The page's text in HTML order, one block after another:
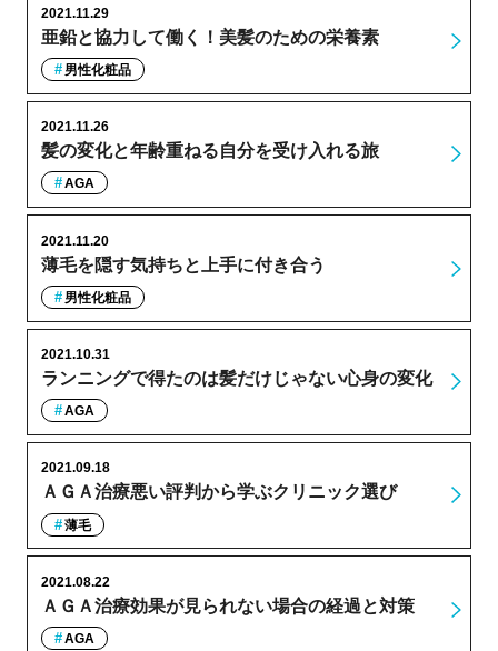
亜鉛と協力して働く！美髪のための栄養素
2021.11.29
男性化粧品
髪の変化と年齢重ねる自分を受け入れる旅
2021.11.26
AGA
薄毛を隠す気持ちと上手に付き合う
2021.11.20
男性化粧品
ランニングで得たのは髪だけじゃない心身の変化
2021.10.31
AGA
ＡＧＡ治療悪い評判から学ぶクリニック選び
2021.09.18
薄毛
ＡＧＡ治療効果が見られない場合の経過と対策
2021.08.22
AGA